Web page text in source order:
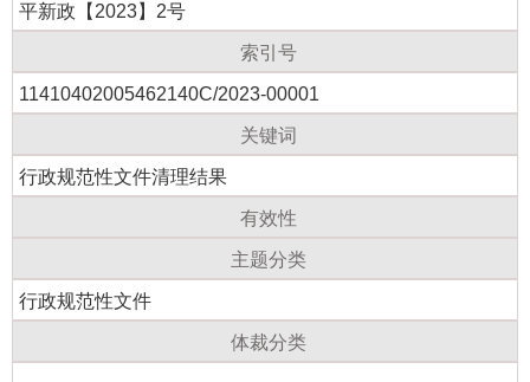
平新政【2023】2号
索引号
11410402005462140C/2023-00001
关键词
行政规范性文件清理结果
有效性
主题分类
行政规范性文件
体裁分类